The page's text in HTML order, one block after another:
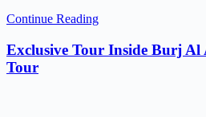
Continue Reading
Exclusive Tour Inside Burj
Tour